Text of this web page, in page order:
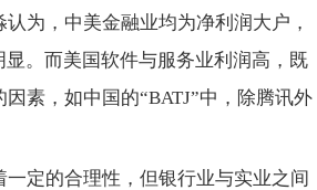
为，中美金融业均为净利润大户，
。而美国软件与服务业利润高，既
素，如中国的“BATJ”中，除腾讯外
定的合理性，但银行业与实业之间